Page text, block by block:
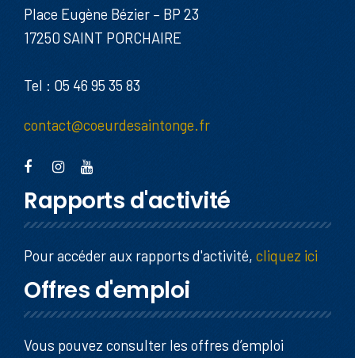
Place Eugène Bézier – BP 23
17250 SAINT PORCHAIRE
Tel : 05 46 95 35 83
contact@coeurdesaintonge.fr
Rapports d'activité
Pour accéder aux rapports d'activité, cliquez ici
Offres d'emploi
Vous pouvez consulter les offres d’emploi